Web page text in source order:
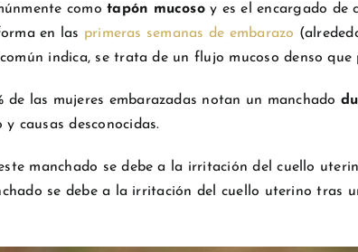
comotapón mucosoy es el encargado de
en las primeras semanas de embarazo
indica, se trata de un flujo mucoso denso
de las mujeres embarazadas notan un manchado
causas desconocidas.
manchado se debe a la irritación del cuello
se debe a la irritación del cuello uterino tras